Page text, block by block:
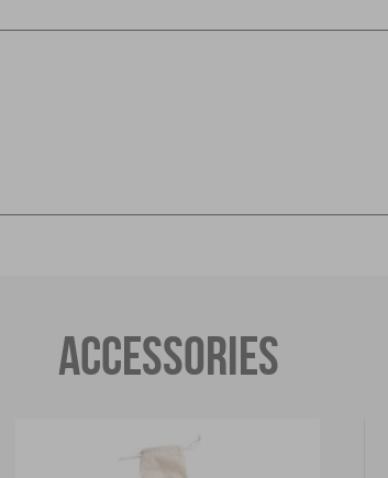
ACCESSORIES